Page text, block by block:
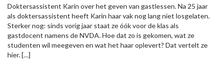
Doktersassistent Karin over het geven van gastlessen. Na 25 jaar
als doktersassistent heeft Karin haar vak nog lang niet losgelaten.
Sterker nog: sinds vorig jaar staat ze óók voor de klas als
gastdocent namens de NVDA. Hoe dat zo is gekomen, wat ze
studenten wil meegeven en wat het haar oplevert? Dat vertelt ze
hier. […]